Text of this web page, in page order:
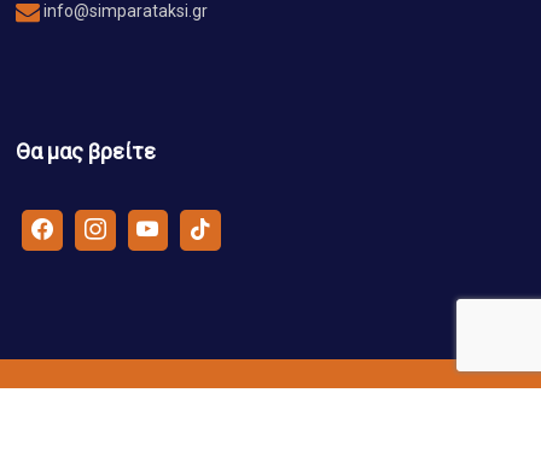
info@simparataksi.gr
Θα μας βρείτε